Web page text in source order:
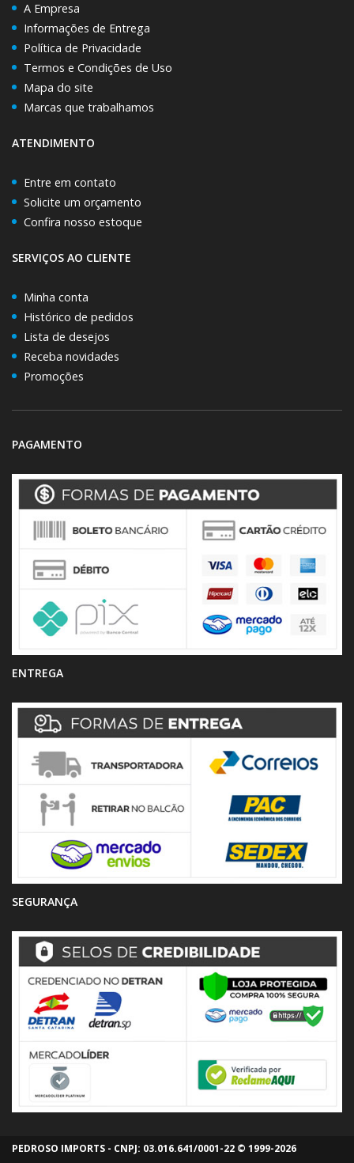
A Empresa
Informações de Entrega
Política de Privacidade
Termos e Condições de Uso
Mapa do site
Marcas que trabalhamos
ATENDIMENTO
Entre em contato
Solicite um orçamento
Confira nosso estoque
SERVIÇOS AO CLIENTE
Minha conta
Histórico de pedidos
Lista de desejos
Receba novidades
Promoções
PAGAMENTO
ENTREGA
SEGURANÇA
PEDROSO IMPORTS - CNPJ: 03.016.641/0001-22 © 1999-2026